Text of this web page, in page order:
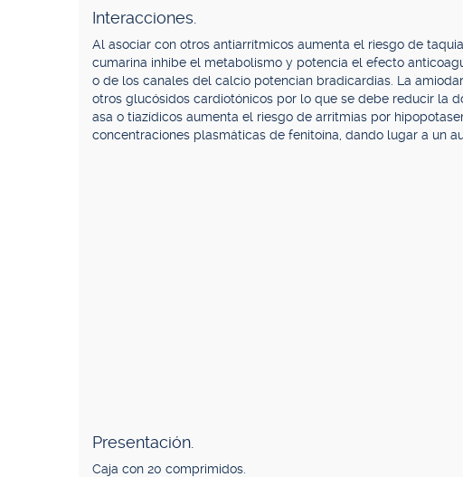
Interacciones.
Al asociar con otros antiarrítmicos aumenta el riesgo de
cumarina inhibe el metabolismo y potencia el efecto
o de los canales del calcio potencian bradicardias. La
otros glucósidos cardiotónicos por lo que se debe reducir la
asa o tiazídicos aumenta el riesgo de arritmias por
concentraciones plasmáticas de fenitoína, dando lugar a un
Presentación.
Caja con 20 comprimidos.